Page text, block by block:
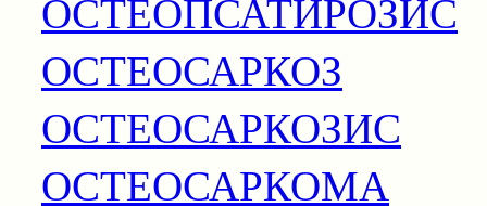
ОСТЕОСАРКОЗ
ОСТЕОСАРКОЗИС
ОСТЕОСАРКОМА